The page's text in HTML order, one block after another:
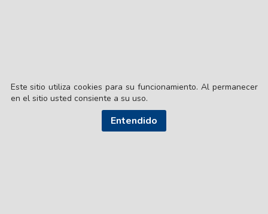
Este sitio utiliza cookies para su funcionamiento. Al permanecer
en el sitio usted consiente a su uso.
Entendido